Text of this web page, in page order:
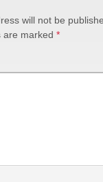
will not be
are marked *